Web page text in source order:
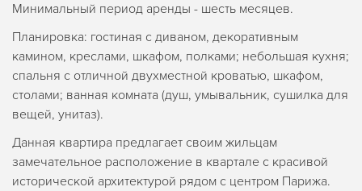
Минимальный период аренды - шесть месяцев.
Планировка: гостиная с диваном, декоративным
камином, креслами, шкафом, полками; небольшая кухня;
спальня с отличной двухместной кроватью, шкафом,
столами; ванная комната (душ, умывальник, сушилка для
вещей, унитаз).
Данная квартира предлагает своим жильцам
замечательное расположение в квартале с красивой
исторической архитектурой рядом с центром Парижа.